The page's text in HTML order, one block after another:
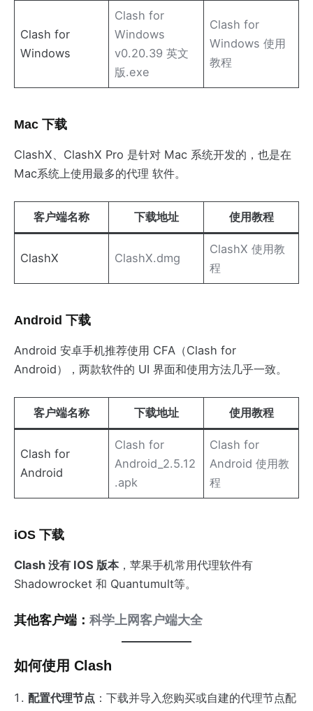
Clash for
Windows
Clash for
Windows
v0.20.39 英文
版.exe
Clash for
Windows 使用
教程
Mac 下载
ClashX、ClashX Pro 是针对 Mac 系统开发的，也是在
Mac系统上使用最多的代理 软件。
客户端名称 下载地址 使用教程
ClashX ClashX.dmg
ClashX 使用教
程
Android 下载
Android 安卓手机推荐使用 CFA（Clash for
Android），两款软件的 UI 界面和使用方法几乎一致。
客户端名称 下载地址 使用教程
Clash for
Android
Clash for
Android_2.5.12
.apk
Clash for
Android 使用教
程
iOS 下载
Clash 没有 IOS 版本，苹果手机常用代理软件有
Shadowrocket 和 Quantumult等。
其他客户端： 科学上网客户端大全
如何使用 Clash
配置代理节点 ：下载并导入您购买或自建的代理节点配